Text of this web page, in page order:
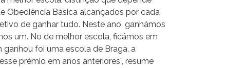
Obediência Básica alcançados por cada
de ganhar tudo. Neste ano, ganhámos
um. No de melhor escola, ficámos em
foi uma escola de Braga, a
prémio em anos anteriores”, resume